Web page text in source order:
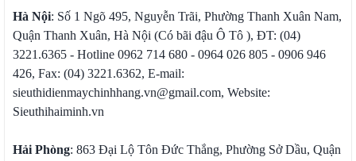
Hà Nội: Số 1 Ngõ 495, Nguyễn Trãi, Phường Thanh Xuân Nam,
Quận Thanh Xuân, Hà Nội (Có bãi đậu Ô Tô ), ĐT: (04)
3221.6365 - Hotline 0962 714 680 - 0964 026 805 - 0906 946
426, Fax: (04) 3221.6362, E-mail:
sieuthidienmaychinhhang.vn@gmail.com, Website:
Sieuthihaiminh.vn
Hải Phòng: 863 Đại Lộ Tôn Đức Thắng, Phường Sở Dầu, Quận